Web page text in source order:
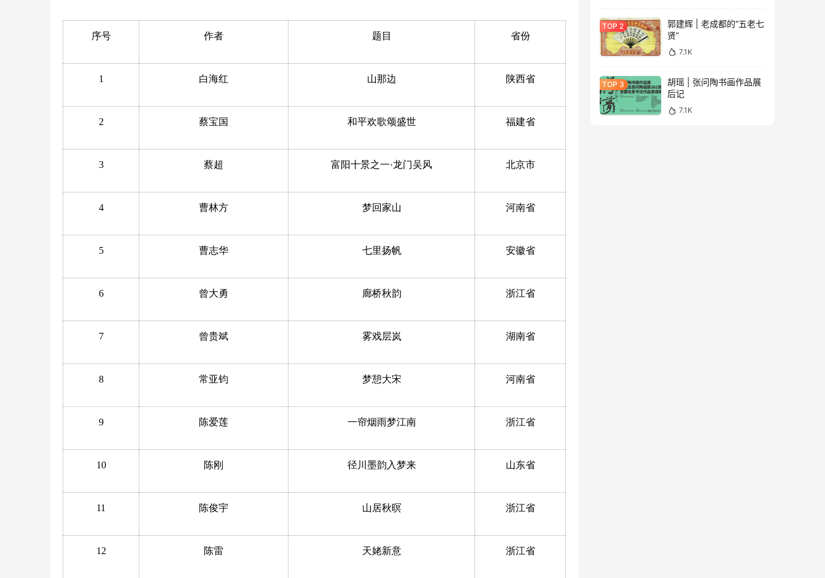
序号 作者 题目 省份
1 白海红 山那边 陕西省
2 蔡宝国 和平欢歌颂盛世 福建省
3 蔡超 富阳十景之一·龙门吴风 北京市
4 曹林方 梦回家山 河南省
5 曹志华 七里扬帆 安徽省
6 曾大勇 廊桥秋韵 浙江省
7 曾贵斌 雾戏层岚 湖南省
8 常亚钧 梦憩大宋 河南省
9 陈爱莲 一帘烟雨梦江南 浙江省
10 陈刚 径川墨韵入梦来 山东省
11 陈俊宇 山居秋暝 浙江省
12 陈雷 天姥新意 浙江省
郭建辉 | 老成都的“五老七
贤”
7.1K
胡瑶 | 张问陶书画作品展
后记
7.1K